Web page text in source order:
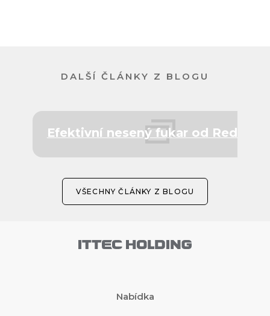
DALŠÍ ČLÁNKY Z BLOGU
Efektivní nesený fukar od Redexim
VŠECHNY ČLÁNKY Z BLOGU
Nabídka